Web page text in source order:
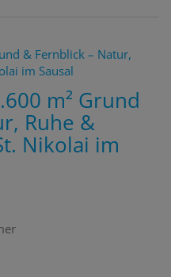
m² Grund
Ruhe &
Nikolai im